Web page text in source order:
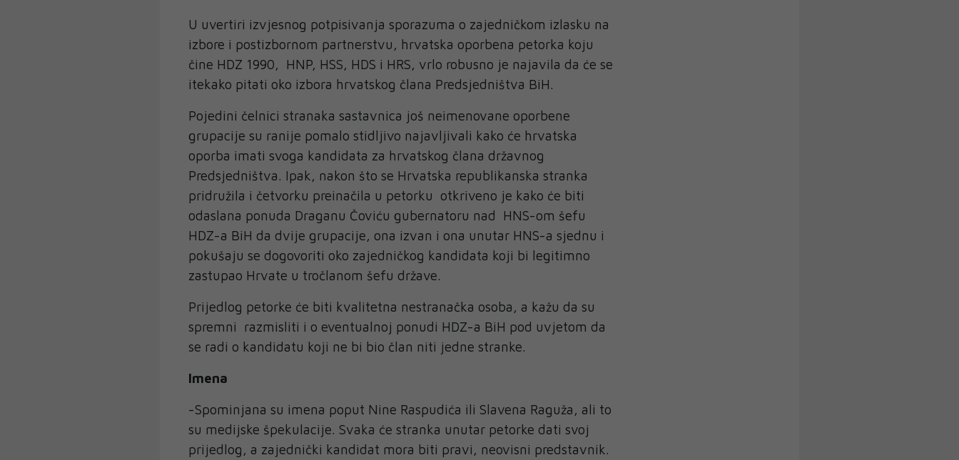
U uvertiri izvjesnog potpisivanja sporazuma o zajedničkom izlasku na
izbore i postizbornom partnerstvu, hrvatska oporbena petorka koju
čine HDZ 1990, HNP, HSS, HDS i HRS, vrlo robusno je najavila da će se
itekako pitati oko izbora hrvatskog člana Predsjedništva BiH.
Pojedini čelnici stranaka sastavnica još neimenovane oporbene
grupacije su ranije pomalo stidljivo najavljivali kako će hrvatska
oporba imati svoga kandidata za hrvatskog člana državnog
Predsjedništva. Ipak, nakon što se Hrvatska republikanska stranka
pridružila i četvorku preinačila u petorku otkriveno je kako će biti
odaslana ponuda Draganu Čoviću gubernatoru nad HNS-om šefu
HDZ-a BiH da dvije grupacije, ona izvan i ona unutar HNS-a sjednu i
pokušaju se dogovoriti oko zajedničkog kandidata koji bi legitimno
zastupao Hrvate u tročlanom šefu države.
Prijedlog petorke će biti kvalitetna nestranačka osoba, a kažu da su
spremni razmisliti i o eventualnoj ponudi HDZ-a BiH pod uvjetom da
se radi o kandidatu koji ne bi bio član niti jedne stranke.
Imena
-Spominjana su imena poput Nine Raspudića ili Slavena Raguža, ali to
su medijske špekulacije. Svaka će stranka unutar petorke dati svoj
prijedlog, a zajednički kandidat mora biti pravi, neovisni predstavnik.